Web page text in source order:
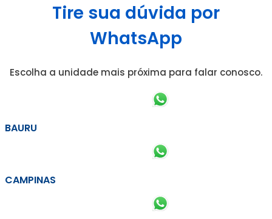
Tire sua dúvida por
WhatsApp
Escolha a unidade mais próxima para falar conosco.
BAURU
CAMPINAS